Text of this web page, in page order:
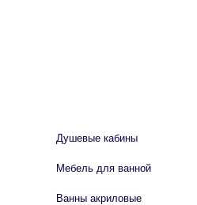
Душевые кабины
Мебель для ванной
Ванны акриловые